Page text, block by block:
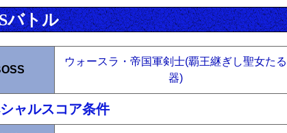
バトル
ウォースラ・帝国軍剣士(覇王継ぎし聖女たる
器)
ャルスコア条件